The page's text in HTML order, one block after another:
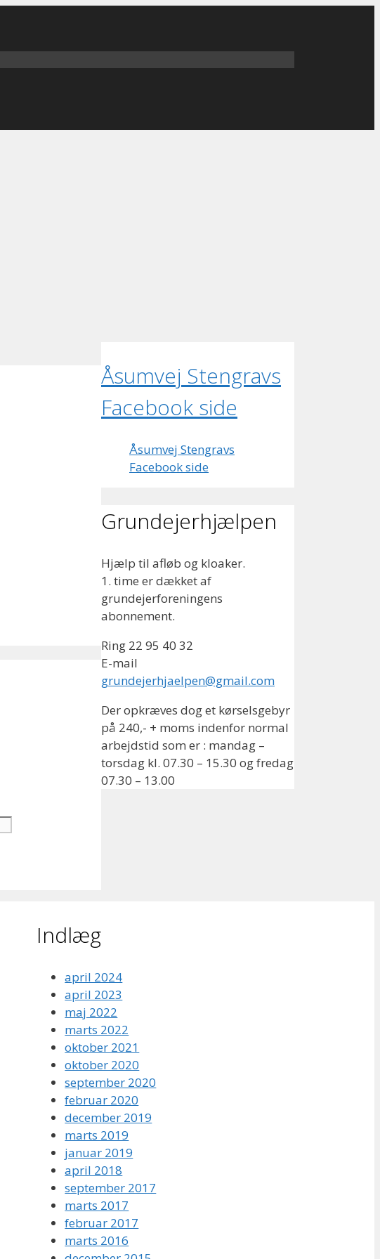
Åsumvej Stengravs
Facebook side
Åsumvej Stengravs
Facebook side
Grundejerhjælpen
Hjælp til afløb og kloaker.
1. time er dækket af
grundejerforeningens
abonnement.
Ring 22 95 40 32
E-mail
grundejerhjaelpen@gmail.com
Der opkræves dog et kørselsgebyr
på 240,- + moms indenfor normal
arbejdstid som er : mandag –
torsdag kl. 07.30 – 15.30 og fredag
07.30 – 13.00
Indlæg
april 2024
april 2023
maj 2022
marts 2022
oktober 2021
oktober 2020
september 2020
februar 2020
december 2019
marts 2019
januar 2019
april 2018
september 2017
marts 2017
februar 2017
marts 2016